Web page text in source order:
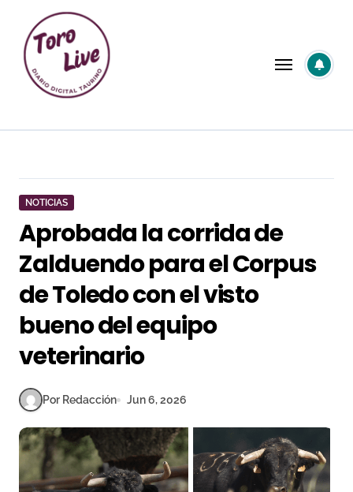
contenido
NOTICIAS
Aprobada la corrida de
Zalduendo para el Corpus
de Toledo con el visto
bueno del equipo
veterinario
Por Redacción Jun 6, 2026